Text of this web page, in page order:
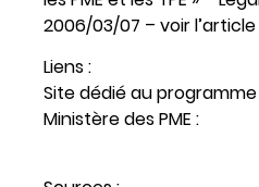
2006/03/07 – voir l’article
Liens :
Site dédié au programme
Ministère des PME :